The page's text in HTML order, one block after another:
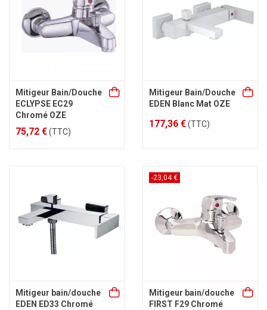
Mitigeur Bain/Douche
ECLYPSE EC29
Chromé OZE
75,72 €(TTC)
Mitigeur Bain/Douche
EDEN Blanc Mat OZE
177,36 €(TTC)
Mitigeur bain/douche
EDEN ED33 Chromé
-23,04 €
Mitigeur bain/douche
FIRST F29 Chromé